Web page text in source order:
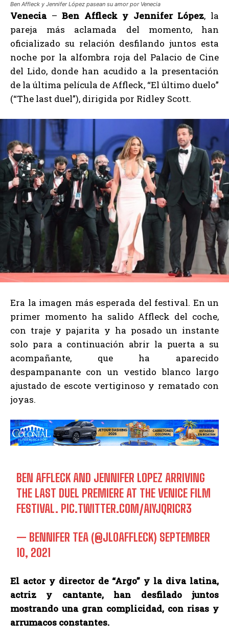
Ben Affleck y Jennifer López pasean su amor por Venecia
Venecia –Ben Affleck y Jennifer López, la
pareja más aclamada del momento, han
oficializado su relación desfilando juntos esta
noche por la alfombra roja del Palacio de Cine
del Lido, donde han acudido a la presentación
de la última película de Affleck, “El último duelo”
(“The last duel”), dirigida por Ridley Scott.
Era la imagen más esperada del festival. En un
primer momento ha salido Affleck del coche,
con traje y pajarita y ha posado un instante
solo para a continuación abrir la puerta a su
acompañante, que ha aparecido
despampanante con un vestido blanco largo
ajustado de escote vertiginoso y rematado con
joyas.
BEN AFFLECK AND JENNIFER LOPEZ ARRIVING
THE LAST DUEL PREMIERE AT THE VENICE FILM
FESTIVAL. PIC.TWITTER.COM/AIYJQRICR3
— BENNIFER TEA (@JLOAFFLECK) SEPTEMBER
10, 2021
El actor y director de “Argo” y la diva latina,
actriz y cantante, han desfilado juntos
mostrando una gran complicidad, con risas y
arrumacos constantes.